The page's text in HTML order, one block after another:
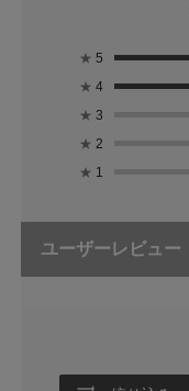
★ 5
★ 4
★ 3
★ 2
★ 1
ユーザーレビュー